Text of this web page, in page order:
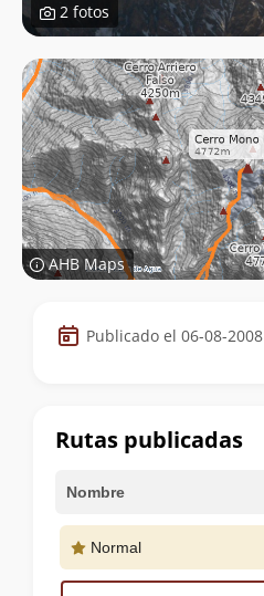
2 fotos
AHB Maps
Datos
de
cumbre
Publicado el 06-08-2008
Rutas publicadas
Nombre
Normal